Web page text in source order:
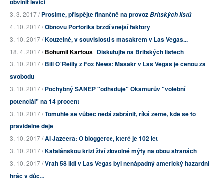
obvinit levici
3. 3. 2017 /Prosíme, přispějte finančně na provozBritských listů
4. 10. 2017 /Obnovu Portorika brzdí vnější faktory
3. 10. 2017 /Kouzelné, v souvislosti s masakrem v Las Vegas...
18. 4. 2017 /Bohumil Kartous Diskutujte na Britských listech
3. 10. 2017 /Bill O´Reilly z Fox News: Masakr v Las Vegas je cenou za
svobodu
3. 10. 2017 /Pochybný SANEP "odhaduje" Okamurův "volební
potenciál" na 14 procent
3. 10. 2017 /Tomuhle se vůbec nedá zabránit, říká země, kde se to
pravidelně děje
3. 10. 2017 /Al Jazeera: O bloggerce, které je 102 let
3. 10. 2017 /Katalánskou krizi živí zlovolné mýty na obou stranách
3. 10. 2017 /Vrah 58 lidí v Las Vegas byl nenápadný americký hazardní
hráč v důc...